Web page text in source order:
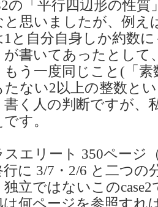
の「平行四辺形の性
と思いましたが、例え
1と自分自身しか約数
が書いてあったとして
もう一度同じこと(「
たない2以上の整数と
書く人の判断ですが、
す。
スエリート 350ページ
行に 3/7・2/6 と二つの
独立ではないこの
は何ページを参照すれ